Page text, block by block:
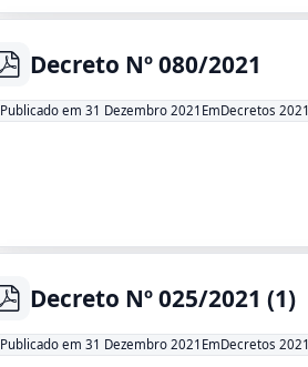
pdf
Decreto Nº 080/2021
Publicado em 31 Dezembro 2021 EmDecretos 2021
pdf
Decreto Nº 025/2021 (1)
Publicado em 31 Dezembro 2021 EmDecretos 2021